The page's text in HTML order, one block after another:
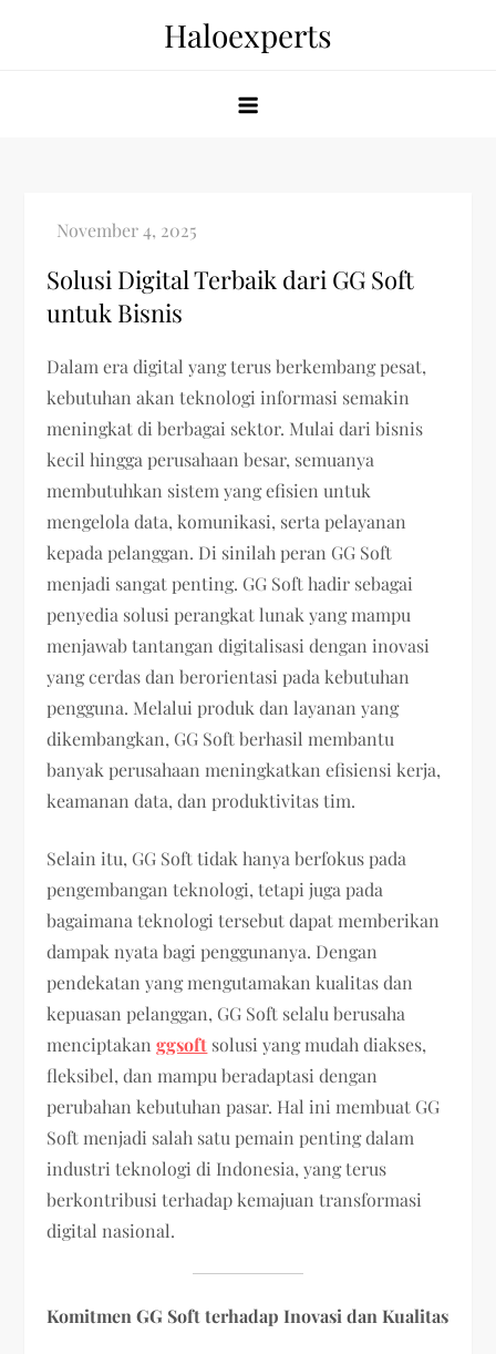
Haloexperts
Solusi Digital Terbaik dari GG Soft
untuk Bisnis
Dalam era digital yang terus berkembang pesat,
kebutuhan akan teknologi informasi semakin
meningkat di berbagai sektor. Mulai dari bisnis
kecil hingga perusahaan besar, semuanya
membutuhkan sistem yang efisien untuk
mengelola data, komunikasi, serta pelayanan
kepada pelanggan. Di sinilah peran GG Soft
menjadi sangat penting. GG Soft hadir sebagai
penyedia solusi perangkat lunak yang mampu
menjawab tantangan digitalisasi dengan inovasi
yang cerdas dan berorientasi pada kebutuhan
pengguna. Melalui produk dan layanan yang
dikembangkan, GG Soft berhasil membantu
banyak perusahaan meningkatkan efisiensi kerja,
keamanan data, dan produktivitas tim.
Selain itu, GG Soft tidak hanya berfokus pada
pengembangan teknologi, tetapi juga pada
bagaimana teknologi tersebut dapat memberikan
dampak nyata bagi penggunanya. Dengan
pendekatan yang mengutamakan kualitas dan
kepuasan pelanggan, GG Soft selalu berusaha
menciptakanggsoft solusi yang mudah diakses,
fleksibel, dan mampu beradaptasi dengan
perubahan kebutuhan pasar. Hal ini membuat GG
Soft menjadi salah satu pemain penting dalam
industri teknologi di Indonesia, yang terus
berkontribusi terhadap kemajuan transformasi
digital nasional.
Komitmen GG Soft terhadap Inovasi dan Kualitas